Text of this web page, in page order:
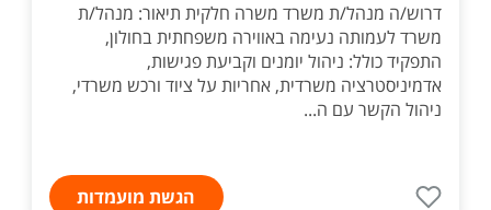
דרוש/ה מנהל/ת משרד משרה חלקית תיאור: מנהל/ת
משרד לעמותה נעימה באווירה משפחתית בחולון,
התפקיד כולל: ניהול יומנים וקביעת פגישות,
אדמיניסטרציה משרדית, אחריות על ציוד ורכש משרדי,
ניהול הקשר עם ה...
הגשת מועמדות